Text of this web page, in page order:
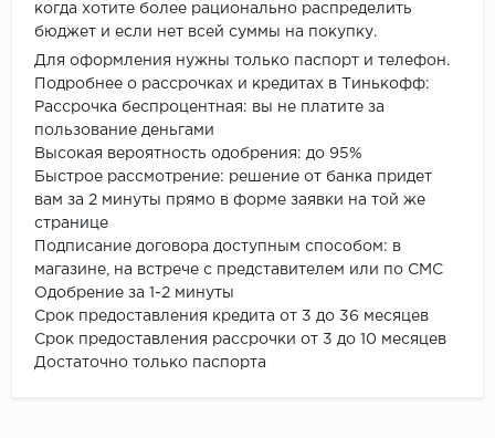
когда хотите более рационально распределить
бюджет и если нет всей суммы на покупку.
Для оформления нужны только паспорт и телефон.
Подробнее о рассрочках и кредитах в Тинькофф:
Рассрочка беспроцентная: вы не платите за
пользование деньгами
Высокая вероятность одобрения: до 95%
Быстрое рассмотрение: решение от банка придет
вам за 2 минуты прямо в форме заявки на той же
странице
Подписание договора доступным способом: в
магазине, на встрече с представителем или по СМС
Одобрение за 1-2 минуты
Срок предоставления кредита от 3 до 36 месяцев
Срок предоставления рассрочки от 3 до 10 месяцев
Достаточно только паспорта